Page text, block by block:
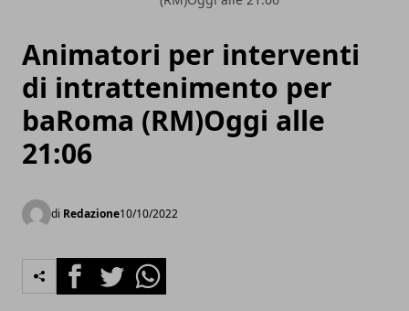
Animatori per interventi
di intrattenimento per
baRoma (RM)Oggi alle
21:06
di Redazione10/10/2022
FacebookTwitterWhatsapp